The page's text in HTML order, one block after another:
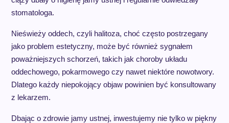
stomatologa.
Nieświeży oddech, czyli halitoza, choć często postrzegany
jako problem estetyczny, może być również sygnałem
poważniejszych schorzeń, takich jak choroby układu
oddechowego, pokarmowego czy nawet niektóre nowotwory.
Dlatego każdy niepokojący objaw powinien być konsultowany
z lekarzem.
Dbając o zdrowie jamy ustnej, inwestujemy nie tylko w piękny